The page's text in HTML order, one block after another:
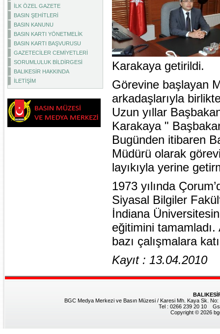
İLK ÖZEL GAZETE
BASIN ŞEHİTLERİ
BASIN KANUNU
BASIN KARTI YÖNETMELİK
BASIN KARTI BAŞVURUSU
GAZETECİLER CEMİYETLERİ
SORUMLULUK BİLDİRGESİ
BALIKESİR HAKKINDA
İLETİŞİM
Karakaya getirildi.
Görevine başlayan
arkadaşlarıyla
Uzun yıllar
Karakaya "
Bugünden itibaren
Müdürü olarak
layıkıyla yerine
1973 yılında
Siyasal Bilgiler
İndiana
eğitimini
bazı çalışmalara
Kayıt : 13.04.2010
BGC Medya Merkezi ve Basın Müzesi / Karesi Mh. Kaya Sk.
Tel : 0266 239 20 10
Copyright © 2026